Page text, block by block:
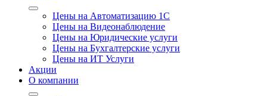
Цены на Автоматизацию 1С
Цены на Видеонаблюдение
Цены на Юридические услуги
Цены на Бухгалтерские услуги
Цены на ИТ Услуги
Акции
О компании